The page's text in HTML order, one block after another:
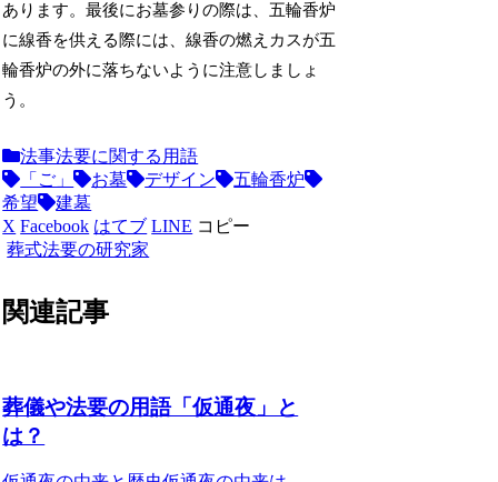
あります。最後にお墓参りの際は、五輪香炉
に線香を供える際には、線香の燃えカスが五
輪香炉の外に落ちないように注意しましょ
う。
法事法要に関する用語
「ご」
お墓 デザイン
五輪香炉
希望
建墓
X Facebook はてブ LINE コピー
葬式法要の研究家
関連記事
葬儀や法要の用語「仮通夜」と
は？